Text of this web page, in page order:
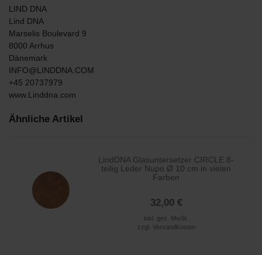
LIND DNA
Lind DNA
Marselis Boulevard 9
8000 Arrhus
Dänemark
INFO@LINDDNA.COM
+45 20737979
www.Linddna.com
Ähnliche Artikel
LindDNA Glasuntersetzer CIRCLE 8-
teilig Leder Nupo Ø 10 cm in vielen
Farben
32,00 €
inkl. ges. MwSt.
zzgl. Versandkosten